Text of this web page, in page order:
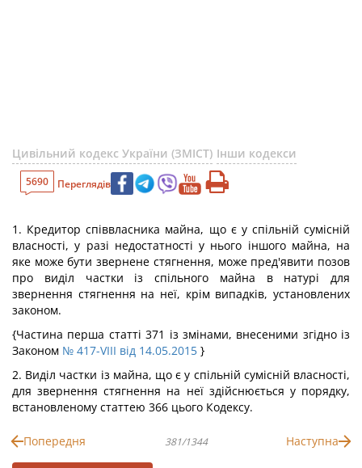
Цивільний кодекс України (ЗМІСТ) Інши кодекси
5690 Переглядів
1. Кредитор співвласника майна, що є у спільній сумісній
власності, у разі недостатності у нього іншого майна, на
яке може бути звернене стягнення, може пред'явити позов
про виділ частки із спільного майна в натурі для
звернення стягнення на неї, крім випадків, установлених
законом.
{Частина перша статті 371 із змінами, внесеними згідно із
Законом № 417-VIII від 14.05.2015 }
2. Виділ частки із майна, що є у спільній сумісній власності,
для звернення стягнення на неї здійснюється у порядку,
встановленому статтею 366 цього Кодексу.
Попередня 381/1344 Наступна